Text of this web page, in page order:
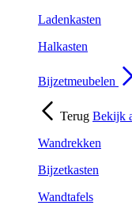
Ladenkasten
Halkasten
Bijzetmeubelen
Terug Bekijk
Wandrekken
Bijzetkasten
Wandtafels